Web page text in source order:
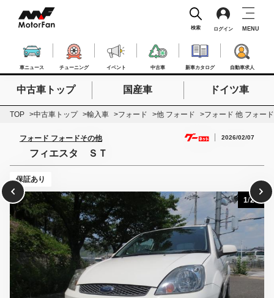
車ニュース チューニング イベント 中古車 新車カタログ 自動車求人
検索 ログイン MENU
検索したいキーワードを入力
検索
中古車トップ 国産車 ドイツ車
TOP 中古車トップ 輸入車 フォード 他 フォード フォード 他 フォー
フォード フォードその他 2026/02/07
フィエスタ ＳＴ
保証あり
1/25